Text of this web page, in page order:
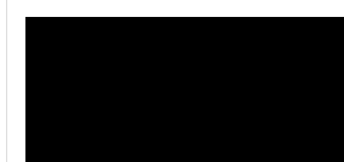
bổng, hỗ trợ của Chương trình "Tiếp